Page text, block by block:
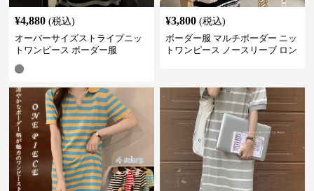
¥4,880 (税込)
オーバーサイズストライプニッ
トワンピース ボーダー服
¥3,800 (税込)
ボーダー服 マルチボーダー ニッ
トワンピース ノースリーブ ロン